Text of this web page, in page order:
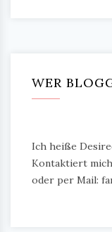
WER
Ich heiße
Kontaktiert
oder per Mail: